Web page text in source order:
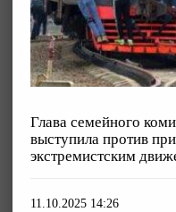
Глава семейного
выступила против
экстремистским
11.10.2025 14:26